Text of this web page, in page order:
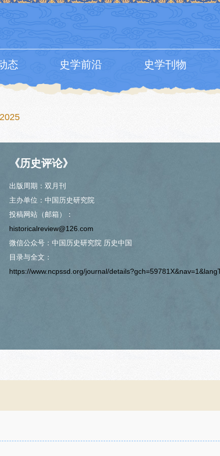
态 史学前沿 史学刊物
2025
《历史评论》
出版周期：双月刊
主办单位：中国历史研究院
投稿网站（邮箱）：
historicalreview@126.com
微信公众号：中国历史研究院 历史中国
目录与全文：
https://www.ncpssd.org/journal/